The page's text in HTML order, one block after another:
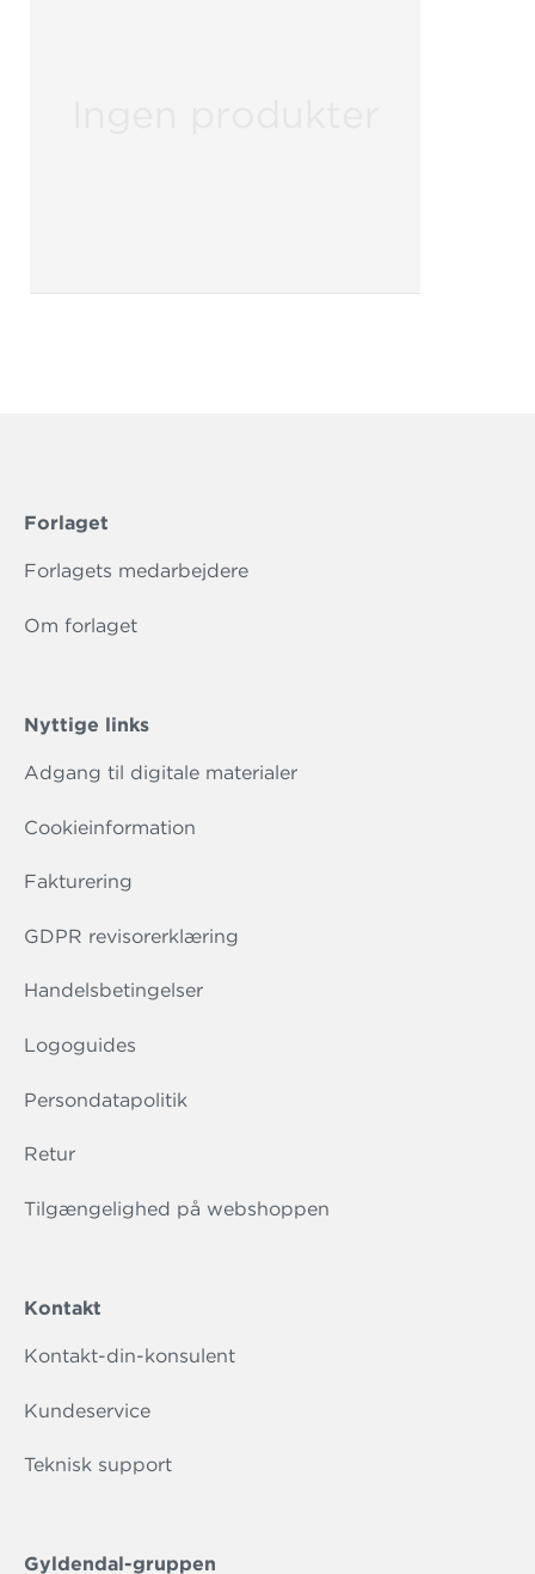
Forlaget
Forlagets medarbejdere
Om forlaget
Nyttige links
Adgang til digitale materialer
Cookieinformation
Fakturering
GDPR revisorerklæring
Handelsbetingelser
Logoguides
Persondatapolitik
Retur
Tilgængelighed på webshoppen
Kontakt
Kontakt-din-konsulent
Kundeservice
Teknisk support
Gyldendal-gruppen